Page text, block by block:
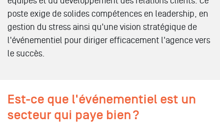
poste exige de solides compétences en leadership, en
gestion du stress ainsi qu'une vision stratégique de
l'événementiel pour diriger efficacement l'agence vers
le succès.
Est-ce que l'événementiel est un
secteur qui paye bien ?